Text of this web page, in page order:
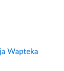
Wapteka